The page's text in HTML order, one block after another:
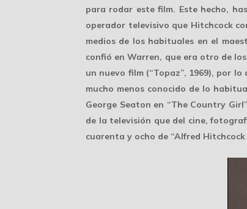
para rodar este film. Este hecho,
operador televisivo que Hitchcock
medios de los habituales en el
confió en Warren, que era otro de
un nuevo film (“Topaz”, 1969), por
mucho menos conocido de lo
George Seaton en “The Country
de la televisión que del cine,
cuarenta y ocho de “Alfred